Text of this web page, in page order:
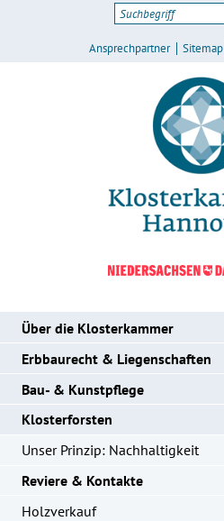
Ansprechpartner Sitemap
Über die Klosterkammer
Erbbaurecht & Liegenschaften
Bau- & Kunstpflege
Klosterforsten
Unser Prinzip: Nachhaltigkeit
Reviere & Kontakte
Holzverkauf